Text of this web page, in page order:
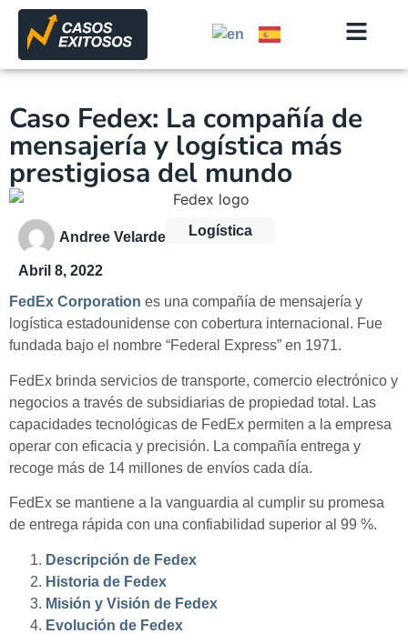
Caso Fedex: La compañía de
mensajería y logística más
prestigiosa del mundo
Andree Velarde
Abril 8, 2022
Logística
FedEx Corporation es una compañía de mensajería y
logística estadounidense con cobertura internacional. Fue
fundada bajo el nombre “Federal Express” en 1971.
FedEx brinda servicios de transporte, comercio electrónico y
negocios a través de subsidiarias de propiedad total. Las
capacidades tecnológicas de FedEx permiten a la empresa
operar con eficacia y precisión. La compañía entrega y
recoge más de 14 millones de envíos cada día.
FedEx se mantiene a la vanguardia al cumplir su promesa
de entrega rápida con una confiabilidad superior al 99 %.
Descripción de Fedex
Historia de Fedex
Misión y Visión de Fedex
Evolución de Fedex